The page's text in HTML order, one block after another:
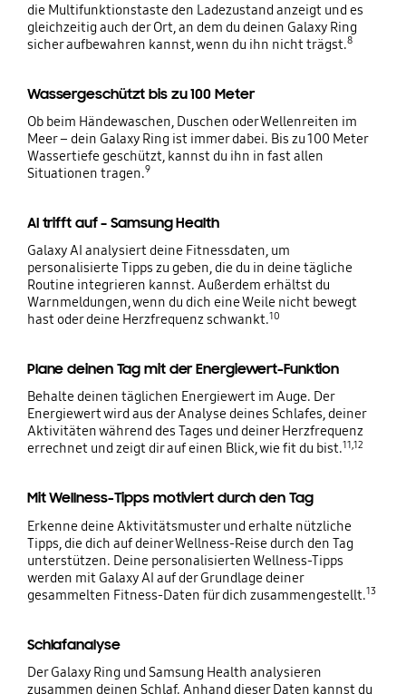
die Multifunktionstaste den Ladezustand anzeigt und es
gleichzeitig auch der Ort, an dem du deinen Galaxy Ring
sicher aufbewahren kannst, wenn du ihn nicht trägst.8
Wassergeschützt bis zu 100 Meter
Ob beim Händewaschen, Duschen oder Wellenreiten im
Meer – dein Galaxy Ring ist immer dabei. Bis zu 100 Meter
Wassertiefe geschützt, kannst du ihn in fast allen
Situationen tragen.9
AI trifft auf – Samsung Health
Galaxy AI analysiert deine Fitnessdaten, um
personalisierte Tipps zu geben, die du in deine tägliche
Routine integrieren kannst. Außerdem erhältst du
Warnmeldungen, wenn du dich eine Weile nicht bewegt
hast oder deine Herzfrequenz schwankt.10
Plane deinen Tag mit der Energiewert-Funktion
Behalte deinen täglichen Energiewert im Auge. Der
Energiewert wird aus der Analyse deines Schlafes, deiner
Aktivitäten während des Tages und deiner Herzfrequenz
errechnet und zeigt dir auf einen Blick, wie fit du bist.11,12
Mit Wellness-Tipps motiviert durch den Tag
Erkenne deine Aktivitätsmuster und erhalte nützliche
Tipps, die dich auf deiner Wellness-Reise durch den Tag
unterstützen. Deine personalisierten Wellness-Tipps
werden mit Galaxy AI auf der Grundlage deiner
gesammelten Fitness-Daten für dich zusammengestellt.13
Schlafanalyse
Der Galaxy Ring und Samsung Health analysieren
zusammen deinen Schlaf. Anhand dieser Daten kannst du